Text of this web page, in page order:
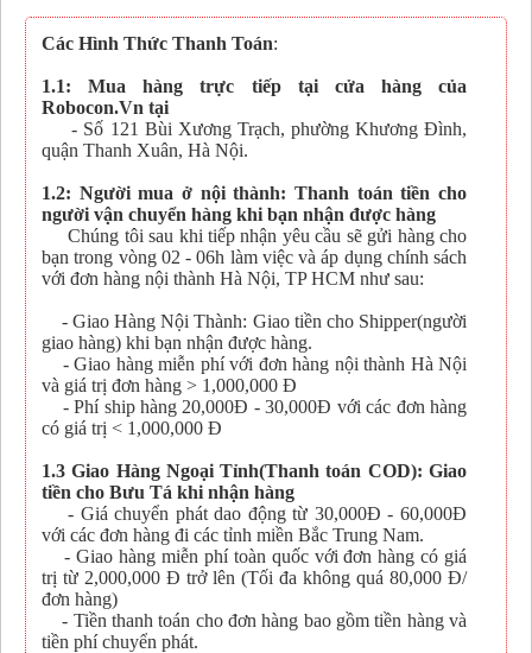
Các Hình Thức Thanh Toán:
1.1: Mua hàng trực tiếp tại cửa hàng của
Robocon.Vn tại
- Số 121 Bùi Xương Trạch, phường Khương Đình,
quận Thanh Xuân, Hà Nội.
1.2: Người mua ở nội thành: Thanh toán tiền cho
người vận chuyển hàng khi bạn nhận được hàng
Chúng tôi sau khi tiếp nhận yêu cầu sẽ gửi hàng cho
bạn trong vòng 02 - 06h làm việc và áp dụng chính sách
với đơn hàng nội thành Hà Nội, TP HCM như sau:
- Giao Hàng Nội Thành: Giao tiền cho Shipper(người
giao hàng) khi bạn nhận được hàng.
- Giao hàng miễn phí với đơn hàng nội thành Hà Nội
và giá trị đơn hàng > 1,000,000 Đ
- Phí ship hàng 20,000Đ - 30,000Đ với các đơn hàng
có giá trị < 1,000,000 Đ
1.3 Giao Hàng Ngoại Tỉnh(Thanh toán COD): Giao
tiền cho Bưu Tá khi nhận hàng
- Giá chuyển phát dao động từ 30,000Đ - 60,000Đ
với các đơn hàng đi các tỉnh miền Bắc Trung Nam.
- Giao hàng miễn phí toàn quốc với đơn hàng có giá
trị từ 2,000,000 Đ trở lên (Tối đa không quá 80,000 Đ/
đơn hàng)
- Tiền thanh toán cho đơn hàng bao gồm tiền hàng và
tiền phí chuyển phát.